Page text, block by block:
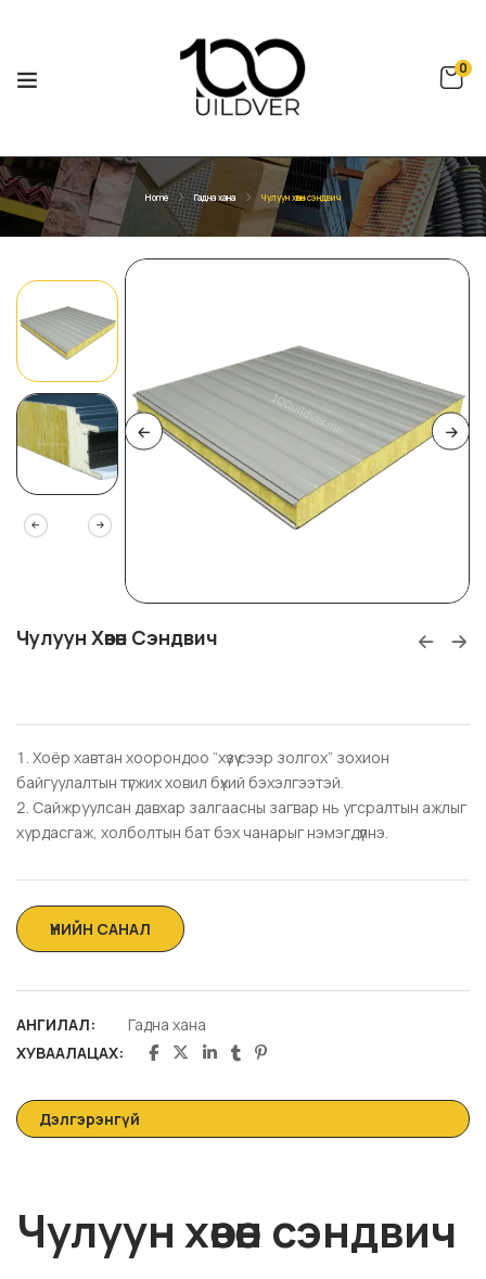
0
Home Гадна хана Чулуун хөвөн сэндвич
Чулуун Хөвөн Сэндвич
Хоёр хавтан хоорондоо “хүзүү сээр золгох” зохион
байгуулалтын түгжих ховил бүхий бэхэлгээтэй.
Сайжруулсан давхар залгаасны загвар нь угсралтын ажлыг
хурдасгаж, холболтын бат бэх чанарыг нэмэгдүүлнэ.
АНГИЛАЛ:
Гадна хана
ХУВААЛАЦАХ:
Дэлгэрэнгүй
Чулуун хөвөн сэндвич